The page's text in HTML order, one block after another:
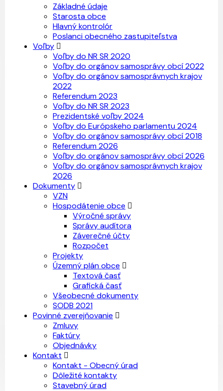
Základné údaje
Starosta obce
Hlavný kontrolór
Poslanci obecného zastupiteľstva
Voľby
Voľby do NR SR 2020
Voľby do orgánov samosprávy obcí 2022
Voľby do orgánov samosprávnych krajov
2022
Referendum 2023
Voľby do NR SR 2023
Prezidentské voľby 2024
Voľby do Európskeho parlamentu 2024
Voľby do orgánov samosprávy obcí 2018
Referendum 2026
Voľby do orgánov samosprávy obcí 2026
Voľby do orgánov samosprávnych krajov
2026
Dokumenty
VZN
Hospodátenie obce
Výročné správy
Správy audítora
Záverečné účty
Rozpočet
Projekty
Územný plán obce
Textová časť
Grafická časť
Všeobecné dokumenty
SODB 2021
Povinné zverejňovanie
Zmluvy
Faktúry
Objednávky
Kontakt
Kontakt - Obecný úrad
Dôležité kontakty
Stavebný úrad